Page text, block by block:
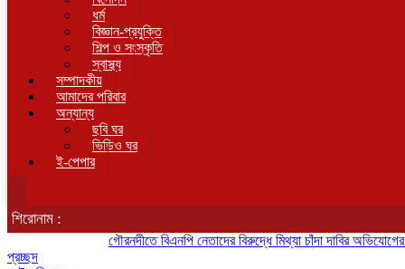
ধর্ম
বিজ্ঞান-প্রযুক্তি
শিল্প ও সংস্কৃতি
স্বাস্থ্য
সম্পাদকীয়
আমাদের পরিবার
অন্যান্য
ছবি ঘর
ভিডিও ঘর
ই-পেপার
শিরোনাম :
গৌরনদীতে বিএনপি নেতাদের বিরুদ্ধে মিথ্যা চাঁদা দাবির অভিযোগের তীব্র প্রতিবাদ ও
প্রচ্ছদ